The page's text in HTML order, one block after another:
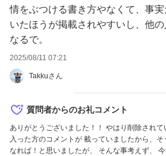
情をぶつける書き方やなくて、事
いたほうが掲載されやすいし、他
なるで。
2025/08/11 07:21
Takkuさん
質問者からのお礼コメント
ありがとうございました！！ やはり削除されて
入った方のコメントが 載っていましたから、
なれば！と思いましたが、 そんな事考えず、